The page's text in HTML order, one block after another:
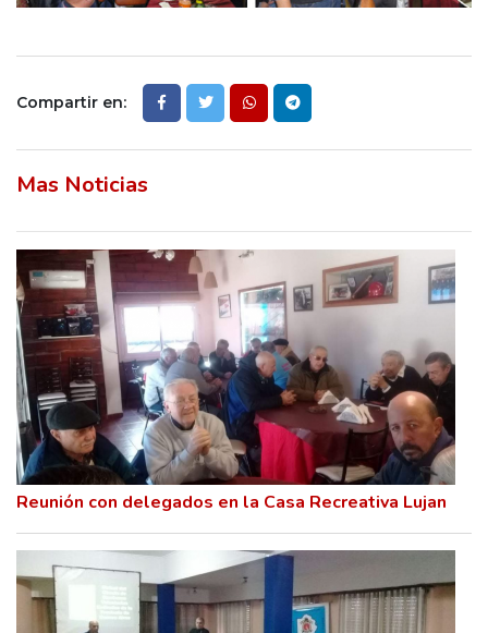
Compartir en:
Mas Noticias
Reunión con delegados en la Casa Recreativa Lujan